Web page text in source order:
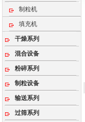
制粒机
填充机
干燥系列
混合设备
粉碎系列
制粒设备
输送系列
过筛系列